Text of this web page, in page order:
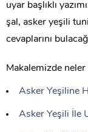
uyar başlıklı
şal, asker yeşili
cevaplarını
Makalemizde neler
Asker Yeşiline
Asker Yeşili İle